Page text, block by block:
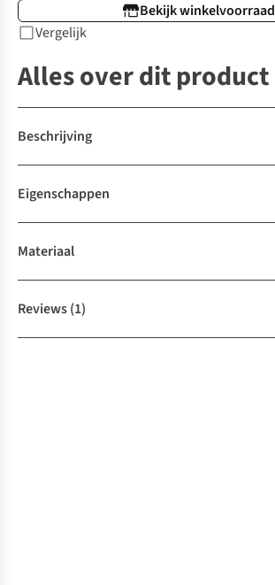
Bekijk winkelvoorraad
Vergelijk
Alles over dit product
Beschrijving
Eigenschappen
Materiaal
Reviews(1)